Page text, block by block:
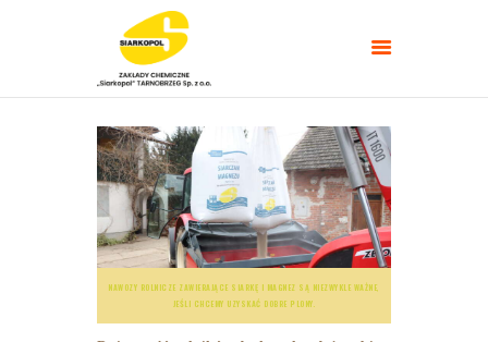
NAWOZY ROLNICZE
NAWOZY
TARGI/POLETKA
DOŚWIADCZALNE
PORADNIKI
KONTAKT
NAWOZY ROLNICZE ZAWIERAJĄCE SIARKĘ I MAGNEZ SĄ NIEZWYKLE WAŻNE,
JEŚLI CHCEMY UZYSKAĆ DOBRE PLONY.